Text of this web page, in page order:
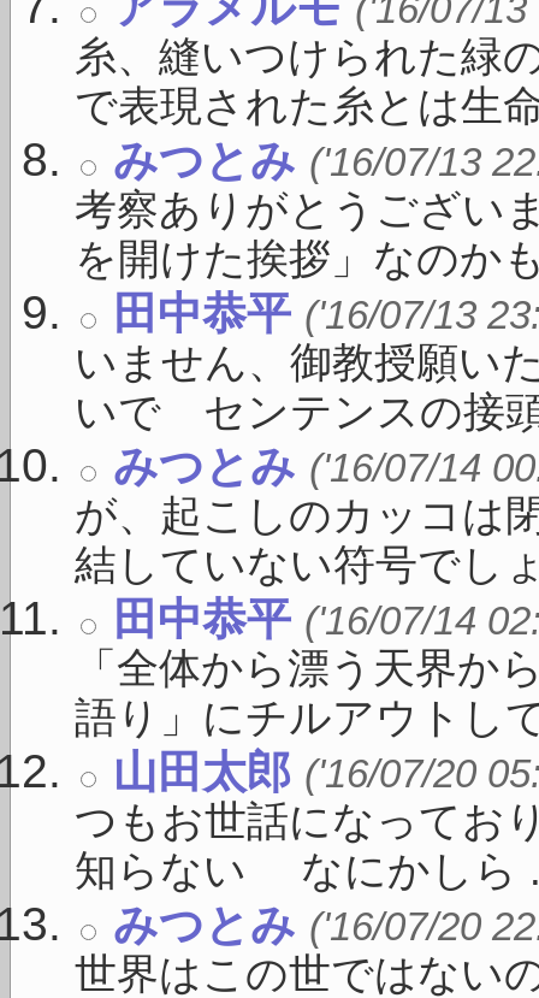
('16/07/
糸、縫いつけられた緑
で表現された糸とは生
みつとみ ('16/07/13
考察ありがとうござい
を開けた挨拶」なのか
田中恭平 ('16/07/13
いません、御教授願い
いで センテンスの接
みつとみ ('16/07/14
が、起こしのカッコは
結していない符号でし
田中恭平 ('16/07/14
「全体から漂う天界か
語り」にチルアウトし
山田太郎 ('16/07/20
つもお世話になって
知らない なにかしら
みつとみ ('16/07/20
世界はこの世ではない